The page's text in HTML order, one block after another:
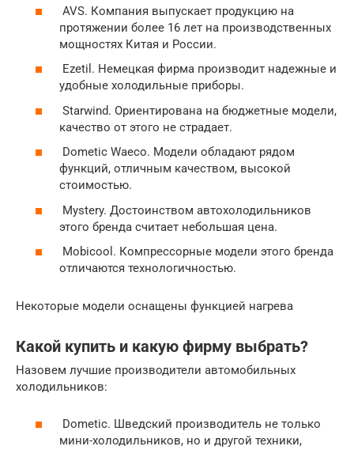
AVS. Компания выпускает продукцию на
протяжении более 16 лет на производственных
мощностях Китая и России.
Ezetil. Немецкая фирма производит надежные и
удобные холодильные приборы.
Starwind. Ориентирована на бюджетные модели,
качество от этого не страдает.
Dometic Waeco. Модели обладают рядом
функций, отличным качеством, высокой
стоимостью.
Mystery. Достоинством автохолодильников
этого бренда считает небольшая цена.
Mobicool. Компрессорные модели этого бренда
отличаются технологичностью.
Некоторые модели оснащены функцией нагрева
Какой купить и какую фирму выбрать?
Назовем лучшие производители автомобильных
холодильников:
Dometic. Шведский производитель не только
мини-холодильников, но и другой техники,